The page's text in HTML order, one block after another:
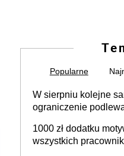
Popularne
W sierpniu kolejne
ograniczenie
może objąć cały kraj
1000 zł dodatku
wszystkich